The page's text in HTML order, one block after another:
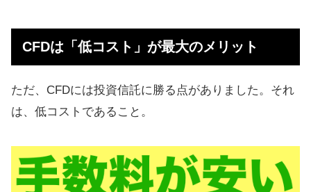
CFDは「低コスト」が最大のメリット
ただ、CFDには投資信託に勝る点がありました。それ
は、低コストであること。